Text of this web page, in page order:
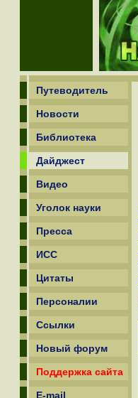
Путеводитель
Новости
Библиотека
Дайджест
Видео
Уголок науки
Пресса
ИСС
Цитаты
Персоналии
Ссылки
Новый форум
Поддержка сайта
E-mail